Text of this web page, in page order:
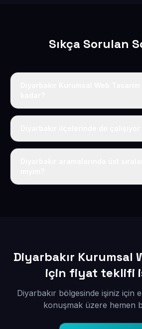
Sıkça Sorulan
Diyarbakır dahil Türkiye’nin her
tek fiyatımız 50 USD + KDV’dir. Alan
Elbette; Diyarbakır iline bağlı bütün
Diyarbakır Kurumsal
için fiyat teklifi
Diyarbakır bölgesinde işiniz için
konuşmak üzere hemen